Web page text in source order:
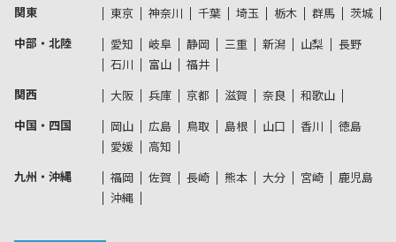
関東 東京 神奈川 千葉 埼玉 栃木 群馬 茨城
中部・北陸 愛知 岐阜 静岡 三重 新潟 山梨
長野
石川
富山 福井
関西 大阪 兵庫 京都 滋賀 奈良 和歌山
中国・四国 岡山 広島 鳥取 島根 山口 香川
徳島
愛媛
高知
九州・沖縄 福岡 佐賀 長崎 熊本 大分 宮崎
鹿児島
沖縄